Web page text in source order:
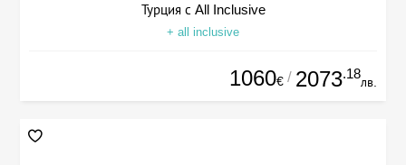
Турция с All Inclusive
+ all inclusive
1060€ / 2073.18
лв.